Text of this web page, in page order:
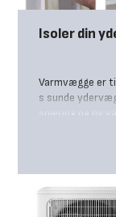
Isoler din
Varmvægge er
s sunde
solering og ny
5 mm